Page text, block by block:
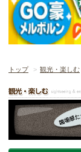
トップ 観光・楽しむ